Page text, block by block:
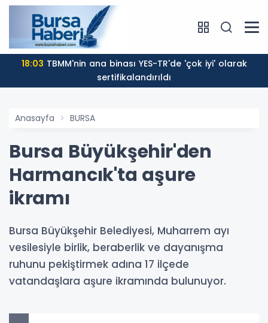
18:03
sertifikalandırıldı
Anasayfa BURSA
Bursa Büyükşehir'den
Harmancık'ta aşure
ikramı
Bursa Büyükşehir Belediyesi, Muharrem ayı
vesilesiyle birlik, beraberlik ve dayanışma
ruhunu pekiştirmek adına 17 ilçede
vatandaşlara aşure ikramında bulunuyor.